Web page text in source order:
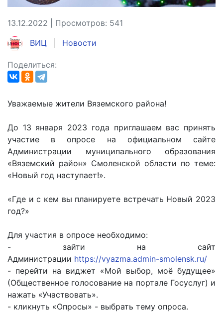
13.12.2022 | Просмотров: 541
ВИЦ Новости
Поделиться:
Уважаемые жители Вяземского района!
До 13 января 2023 года приглашаем вас принять
участие в опросе на официальном сайте
Администрации муниципального образования
«Вяземский район» Смоленской области по теме:
«Новый год наступает!».
«Где и с кем вы планируете встречать Новый 2023
год?»
Для участия в опросе необходимо:
- зайти на сайт
Администрации https://vyazma.admin-smolensk.ru/
- перейти на виджет «Мой выбор, моё будущее»
(Общественное голосование на портале Госуслуг) и
нажать «Участвовать».
- кликнуть «Опросы» - выбрать тему опроса.